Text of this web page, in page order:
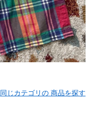
同じカテゴリの 商品を探す